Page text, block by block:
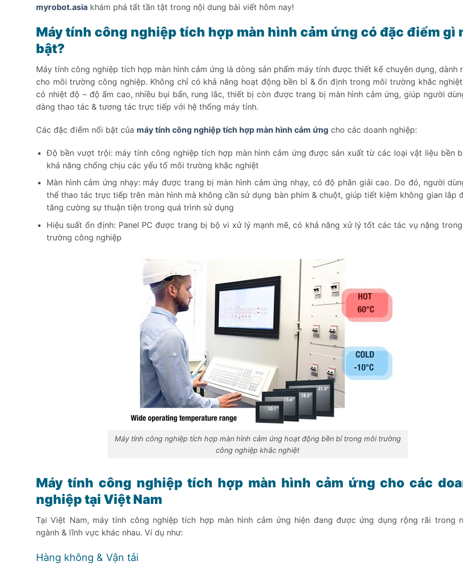
myrobot.asia khám phá tất tần tật trong nội dung bài viết hôm nay!
Máy tính công nghiệp tích hợp màn hình cảm ứng có đặc điểm gì
bật?
Máy tính công nghiệp tích hợp màn hình cảm ứng là dòng sản phẩm máy tính được thiết kế chuyên dụng, dành
cho môi trường công nghiệp. Không chỉ có khả năng hoạt động bền bỉ & ổn định trong môi trường khắc
có nhiệt độ – độ ẩm cao, nhiều bụi bẩn, rung lắc, thiết bị còn được trang bị màn hình cảm ứng, giúp người
dàng thao tác & tương tác trực tiếp với hệ thống máy tính.
Các đặc điểm nổi bật của máy tính công nghiệp tích hợp màn hình cảm ứng cho các doanh nghiệp:
Độ bền vượt trội: máy tính công nghiệp tích hợp màn hình cảm ứng được sản xuất từ các loại vật liệu bền
khả năng chống chịu các yếu tố môi trường khắc nghiệt
Màn hình cảm ứng nhạy: máy được trang bị màn hình cảm ứng nhạy, có độ phân giải cao. Do đó, người
thể thao tác trực tiếp trên màn hình mà không cần sử dụng bàn phím & chuột, giúp tiết kiệm không gian lắp
tăng cường sự thuận tiện trong quá trình sử dụng
Hiệu suất ổn định: Panel PC được trang bị bộ vi xử lý mạnh mẽ, có khả năng xử lý tốt các tác vụ nặng
trường công nghiệp
Máy tính công nghiệp tích hợp màn hình cảm ứng hoạt động bền bỉ trong môi trường
công nghiệp khắc nghiệt
Máy tính công nghiệp tích hợp màn hình cảm ứng cho các
nghiệp tại Việt Nam
Tại Việt Nam, máy tính công nghiệp tích hợp màn hình cảm ứng hiện đang được ứng dụng rộng rãi trong
ngành & lĩnh vực khác nhau. Ví dụ như:
Hàng không & Vận tải